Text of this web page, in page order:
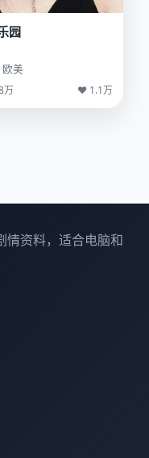
园
欧美
万 ♥ 1.1万
情资料，适合电脑和